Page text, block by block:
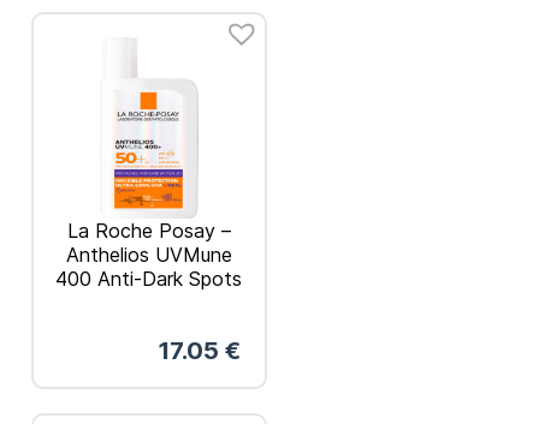
La Roche Posay –
Anthelios UVMune
400 Anti-Dark Spots
50ml17.05 €